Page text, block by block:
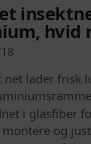
hvid
net lader frisk
i glasfiber
og